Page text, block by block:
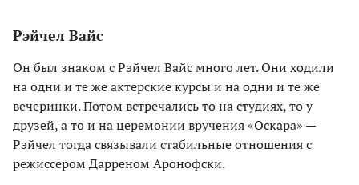
Рэйчел Вайс
Он был знаком с Рэйчел Вайс много лет. Они ходили
на одни и те же актерские курсы и на одни и те же
вечеринки. Потом встречались то на студиях, то у
друзей, а то и на церемонии вручения «Оскара» —
Рэйчел тогда связывали стабильные отношения с
режиссером Дарреном Аронофски.